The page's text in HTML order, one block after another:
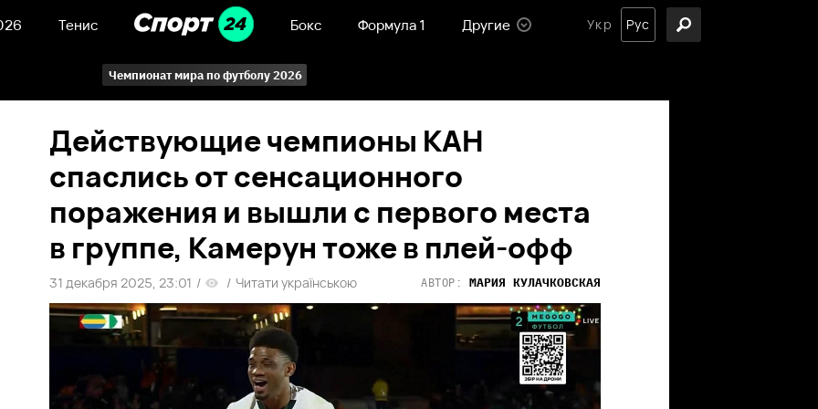
Тенис Бокс Формула 1 Другие Укр Рус
Чемпионат мира по футболу 2026
Действующие чемпионы КАН
спаслись от сенсационного
поражения и вышли с первого места
в группе, Камерун тоже в плей-офф
31 декабря 2025, 23:01 / / Читати українською АВТОР: МАРИЯ КУЛАЧКОВСКАЯ